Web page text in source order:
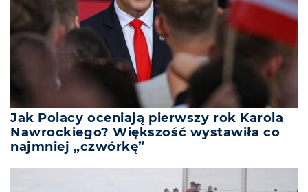
Jak Polacy oceniają pierwszy rok Karola
Nawrockiego? Większość wystawiła co
najmniej „czwórkę”